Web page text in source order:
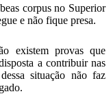
corpus no Superior
e não fique presa.
existem provas que
a contribuir nas
situação não faz